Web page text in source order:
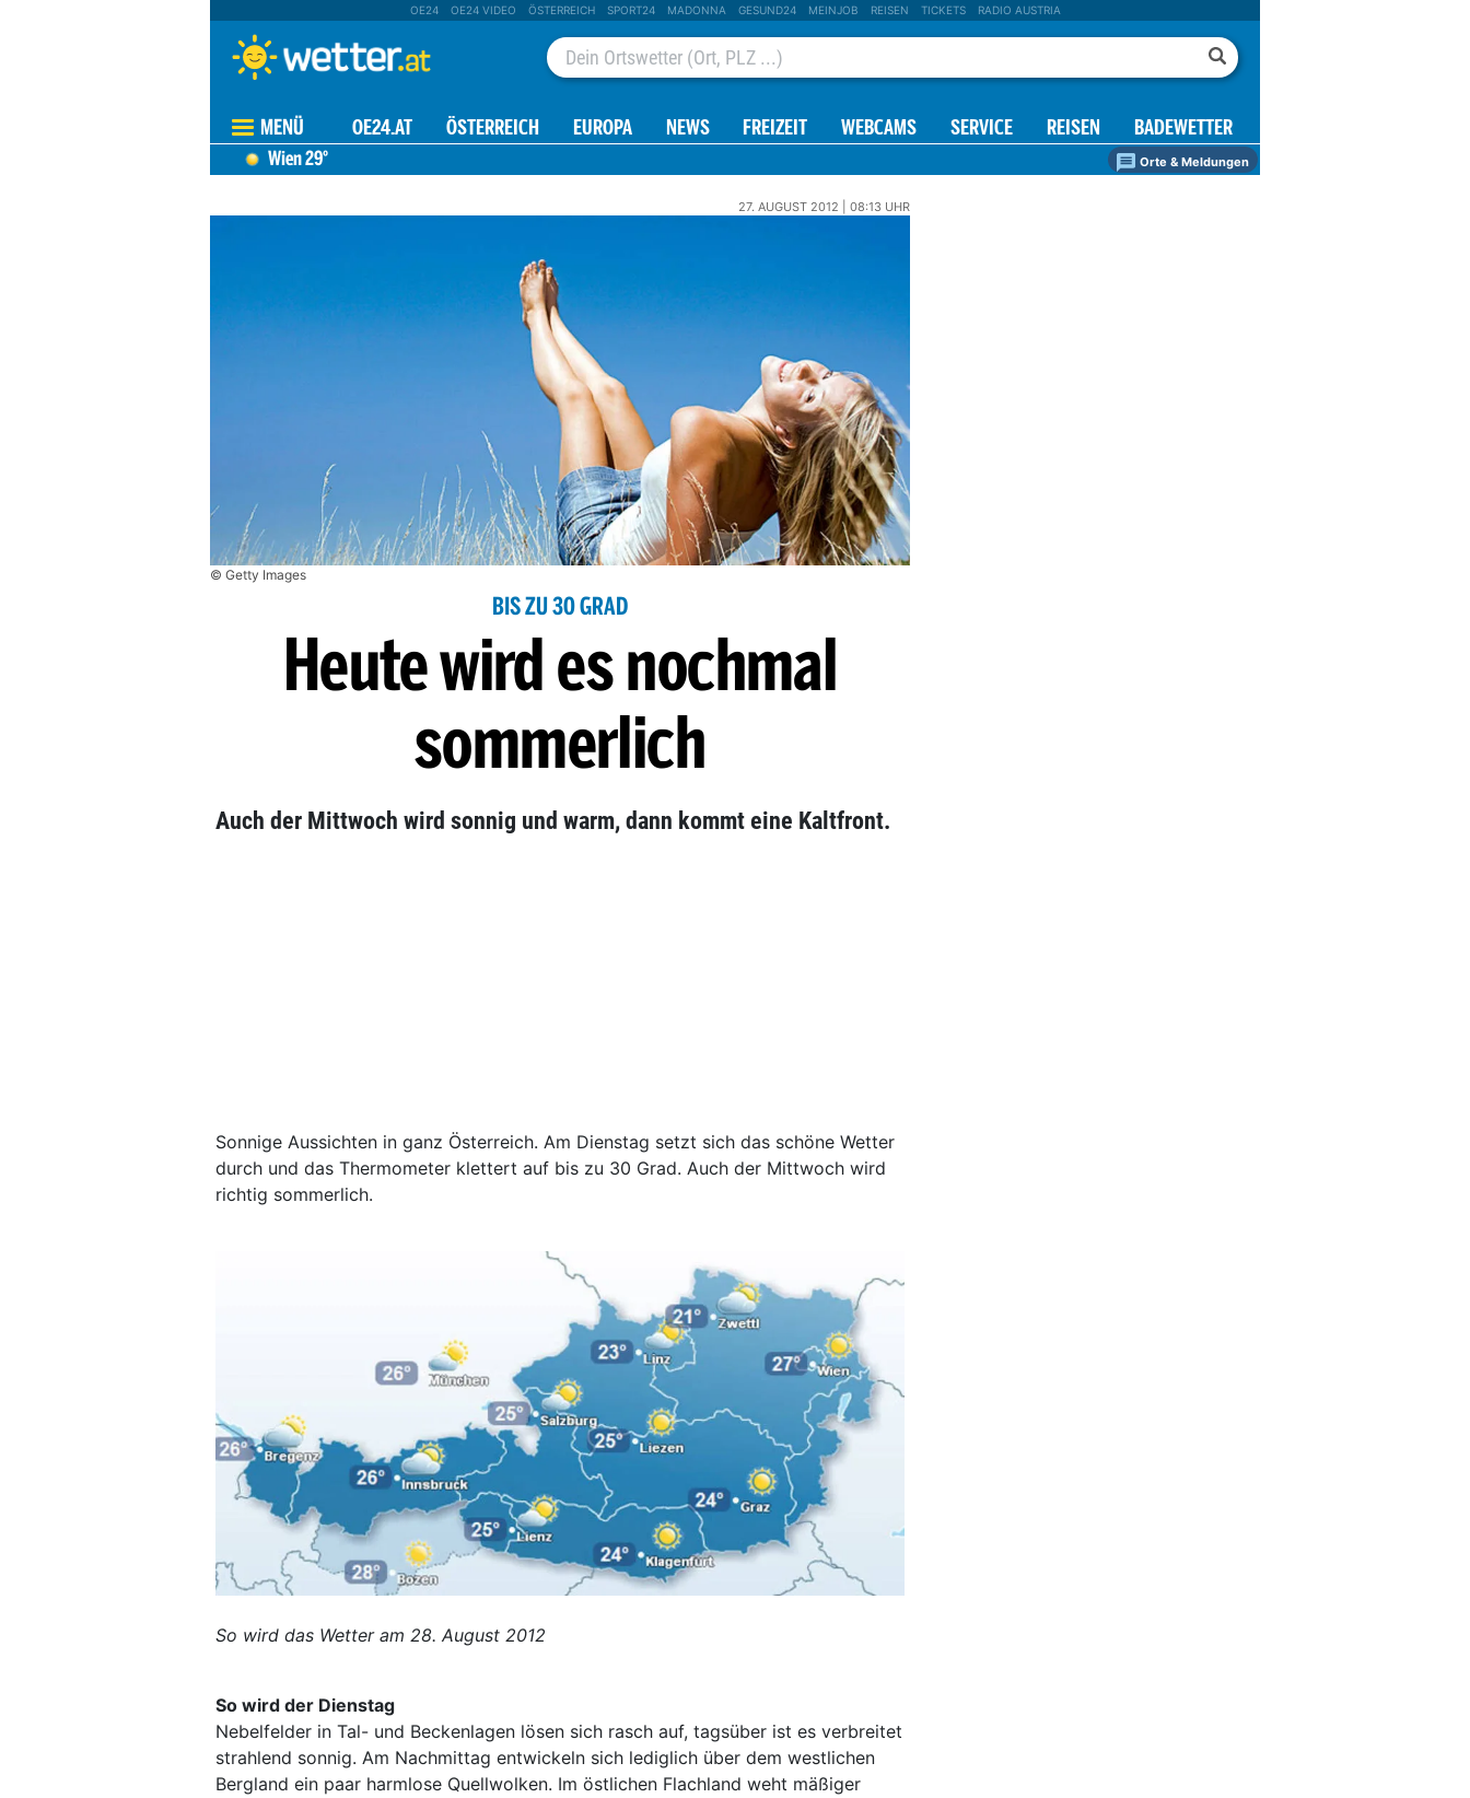
OE24 OE24 VIDEO ÖSTERREICH SPORT24 MADONNA GESUND24 MEINJOB REISEN TICKETS RADIO AUSTRIA
MENÜ OE24.AT ÖSTERREICH EUROPA NEWS FREIZEIT WEBCAMS SERVICE REISEN BADEWETTER
Wien29° Orte & Meldungen
27. AUGUST 2012 | 08:13 UHR
© Getty Images
BIS ZU 30 GRAD
Heute wird es nochmal
sommerlich
Auch der Mittwoch wird sonnig und warm, dann kommt eine Kaltfront.
Sonnige Aussichten in ganz Österreich. Am Dienstag setzt sich das schöne Wetter
durch und das Thermometer klettert auf bis zu 30 Grad. Auch der Mittwoch wird
richtig sommerlich.
So wird das Wetter am 28. August 2012
So wird der Dienstag
Nebelfelder in Tal- und Beckenlagen lösen sich rasch auf, tagsüber ist es verbreitet
strahlend sonnig. Am Nachmittag entwickeln sich lediglich über dem westlichen
Bergland ein paar harmlose Quellwolken. Im östlichen Flachland weht mäßiger